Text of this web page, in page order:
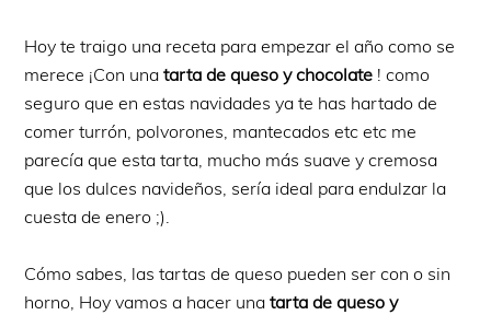
Hoy te traigo una receta para empezar el año como se
merece ¡Con unatarta de queso y chocolate ! como
seguro que en estas navidades ya te has hartado de
comer turrón, polvorones, mantecados etc etc me
parecía que esta tarta, mucho más suave y cremosa
que los dulces navideños, sería ideal para endulzar la
cuesta de enero ;).
Cómo sabes, las tartas de queso pueden ser con o sin
horno, Hoy vamos a hacer una tarta de queso y